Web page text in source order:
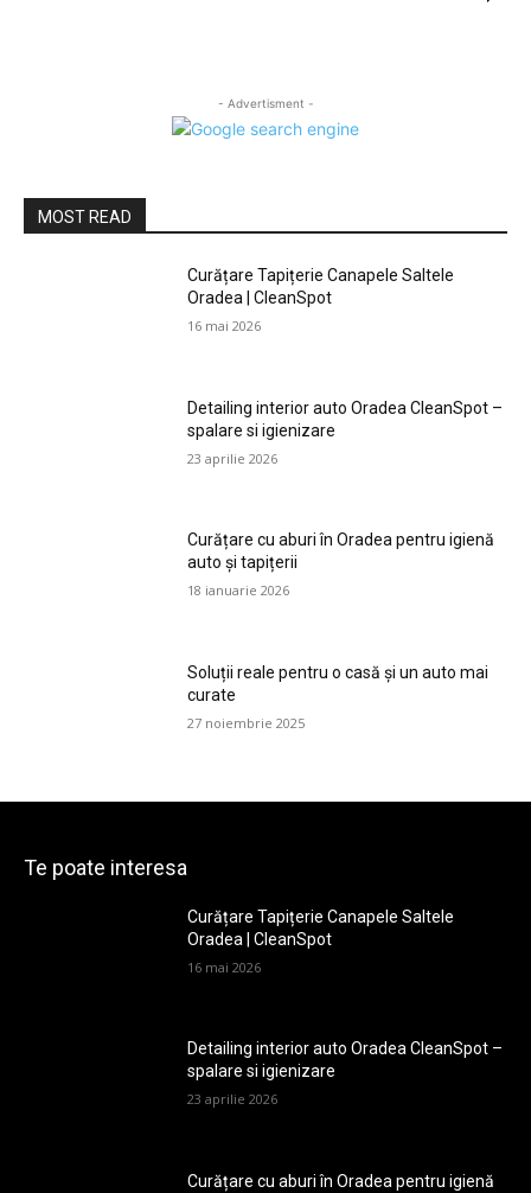
- Advertisment -
MOST READ
Curățare Tapițerie Canapele Saltele
Oradea | CleanSpot
16 mai 2026
Detailing interior auto Oradea CleanSpot –
spalare si igienizare
23 aprilie 2026
Curățare cu aburi în Oradea pentru igienă
auto și tapițerii
18 ianuarie 2026
Soluții reale pentru o casă și un auto mai
curate
27 noiembrie 2025
Te poate interesa
Curățare Tapițerie Canapele Saltele
Oradea | CleanSpot
16 mai 2026
Detailing interior auto Oradea CleanSpot –
spalare si igienizare
23 aprilie 2026
Curățare cu aburi în Oradea pentru igienă